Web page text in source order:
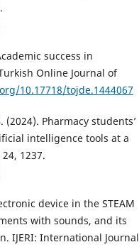
success in
Online Journal of
10.17718/tojde.1444067
(2024). Pharmacy students’
intelligence tools at a
1237.
device in the STEAM
with sounds, and its
IJERI: International Journal